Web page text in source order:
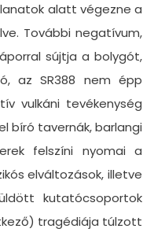
alatt végezne a
További negatívum,
sújtja a bolygót,
az SR388 nem épp
vulkáni tevékenység
bíró tavernák, barlangi
felszíni nyomai a
elváltozások, illetve
kutatócsoportok
tragédiája túlzott